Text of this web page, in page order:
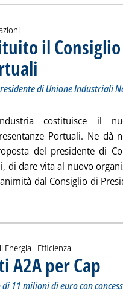
il
. Sottotitolo: Un nuovo
. Pubblicata martedì 15
di Unione Industriali
costituisce il
Portuali. Ne dà
del presidente di
di dare vita al nuovo
dal Consiglio di
Energia - Efficienza
A2A per Cap
11 milioni di euro con